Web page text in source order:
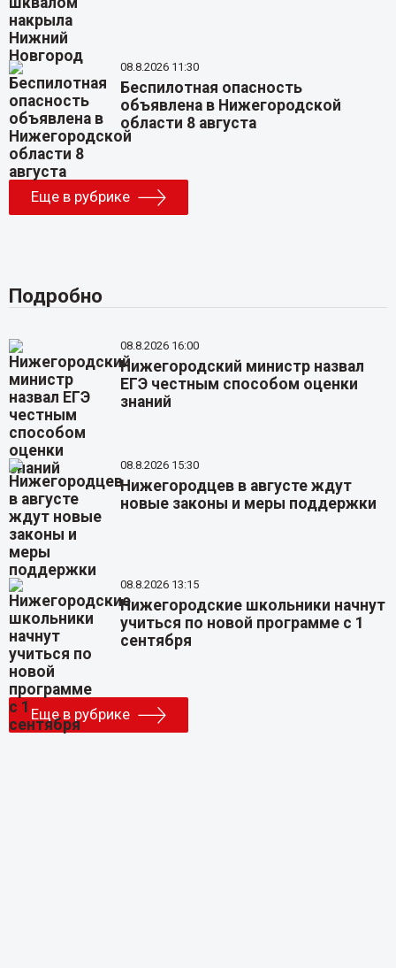
08.8.2026 11:30
Беспилотная опасность
объявлена в Нижегородской
области 8 августа
Еще в рубрике
Подробно
08.8.2026 16:00
Нижегородский министр назвал
ЕГЭ честным способом оценки
знаний
08.8.2026 15:30
Нижегородцев в августе ждут
новые законы и меры поддержки
08.8.2026 13:15
Нижегородские школьники начнут
учиться по новой программе с 1
сентября
Еще в рубрике